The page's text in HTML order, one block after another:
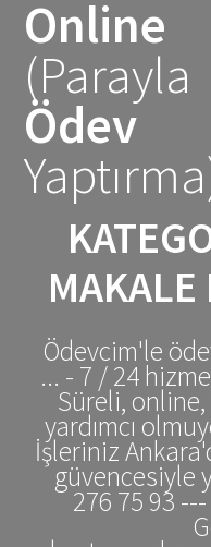
Online
(Parayla
Ödev
Ödevcim'le
... - 7 / 24
Süreli,
yardımcı
İşleriniz
güvencesiyle
276 75 93